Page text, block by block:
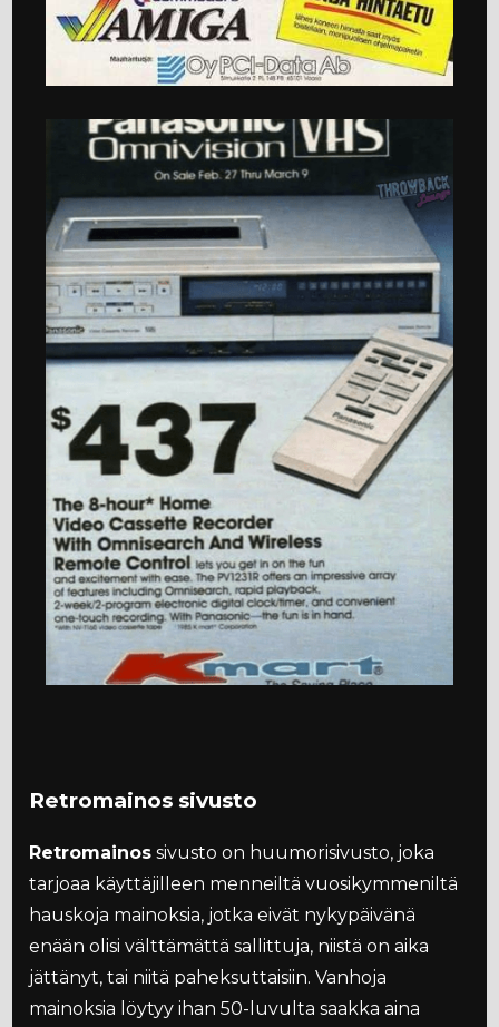
Retromainos sivusto
Retromainos sivusto on huumorisivusto, joka
tarjoaa käyttäjilleen menneiltä vuosikymmeniltä
hauskoja mainoksia, jotka eivät nykypäivänä
enään olisi välttämättä sallittuja, niistä on aika
jättänyt, tai niitä paheksuttaisiin. Vanhoja
mainoksia löytyy ihan 50-luvulta saakka aina